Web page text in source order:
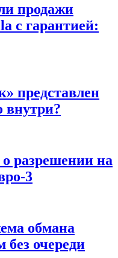
продажи
с гарантией:
представлен
разрешении на
3
обмана
без очереди